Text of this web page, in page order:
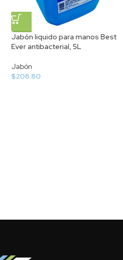
Jabón liquido para manos Best
Ever antibacterial, 5L
Jabón
$208.80